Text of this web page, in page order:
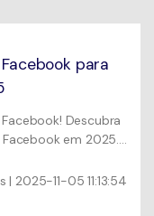
para usar o
como usar o
e GPUs
para
Descubra
em 2025.
| 2025-11-05 11:13:54